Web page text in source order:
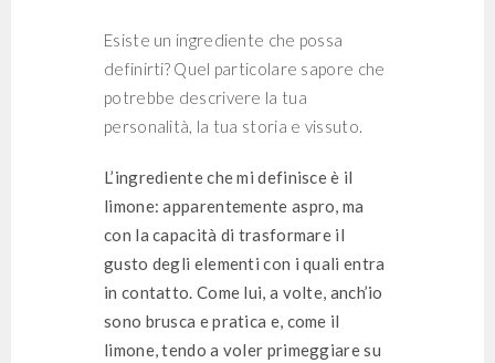
Esiste un ingrediente che possa
definirti? Quel particolare sapore che
potrebbe descrivere la tua
personalità, la tua storia e vissuto.
L’ingrediente che mi definisce è il
limone: apparentemente aspro, ma
con la capacità di trasformare il
gusto degli elementi con i quali entra
in contatto. Come lui, a volte, anch’io
sono brusca e pratica e, come il
limone, tendo a voler primeggiare su